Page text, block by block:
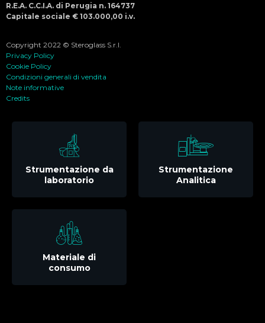
R.E.A. C.C.I.A. di Perugia n. 164737
Capitale sociale € 103.000,00 i.v.
Copyright 2022 © Steroglass S.r.l.
Privacy Policy
Cookie Policy
Condizioni generali di vendita
Note informative
Credits
Strumentazione da
laboratorio
Strumentazione
Analitica
Materiale di
consumo